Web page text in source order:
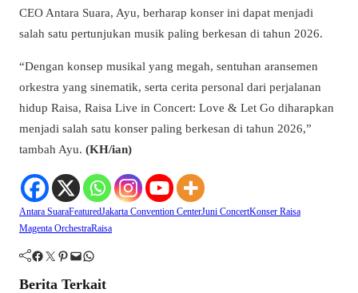
CEO Antara Suara, Ayu, berharap konser ini dapat menjadi
salah satu pertunjukan musik paling berkesan di tahun 2026.
“Dengan konsep musikal yang megah, sentuhan aransemen
orkestra yang sinematik, serta cerita personal dari perjalanan
hidup Raisa, Raisa Live in Concert: Love & Let Go diharapkan
menjadi salah satu konser paling berkesan di tahun 2026,”
tambah Ayu. (KH/ian)
Antara SuaraFeaturedJakarta Convention CenterJuni ConcertKonser Raisa
Magenta OrchestraRaisa
Facebook Twitter Pinterest Mail WhatsApp
Berita Terkait